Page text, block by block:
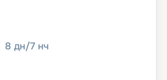
8 дн/7 нч